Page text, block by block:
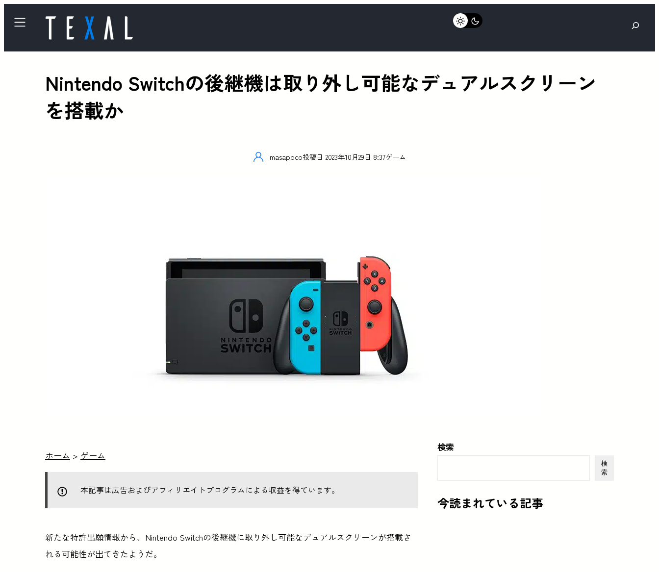
検
Nintendo Switchの後継機は取り外し可能なデュアルスクリーン
を搭載か
masapoco投稿日 2023年10月29日 8:37ゲーム
ホーム > ゲーム
本記事は広告およびアフィリエイトプログラムによる収益を得ています。
新たな特許出願情報から、Nintendo Switchの後継機に取り外し可能なデュアルスクリーンが搭載さ
れる可能性が出てきたようだ。
検索
検
索
今読まれている記事